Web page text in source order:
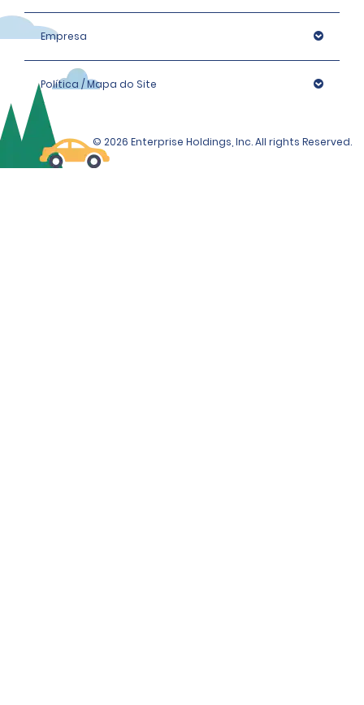
Empresa
Política / Mapa do Site
© 2026 Enterprise Holdings, Inc. All rights Reserved.